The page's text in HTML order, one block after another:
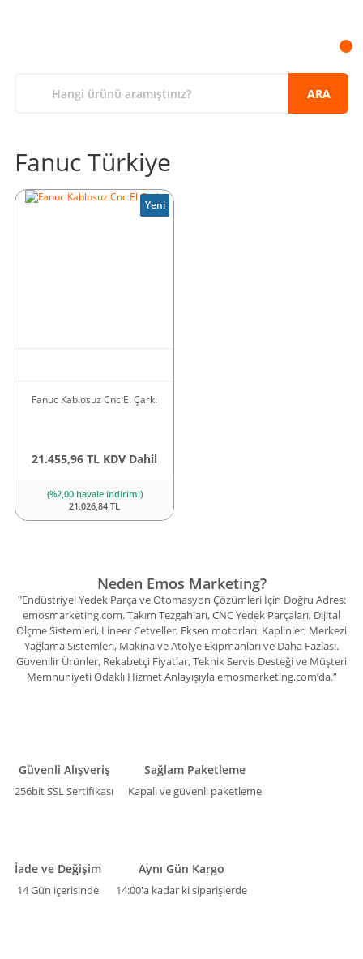
ARA
Fanuc Türkiye
Yeni
Fanuc Kablosuz Cnc El Çarkı
21.455,96 TL KDV Dahil
(%2,00 havale indirimi)
21.026,84 TL
Neden Emos Marketing?
"Endüstriyel Yedek Parça ve Otomasyon Çözümleri İçin Doğru Adres:
emosmarketing.com. Takım Tezgahları, CNC Yedek Parçaları, Dijital
Ölçme Sistemleri, Lineer Cetveller, Eksen motorları, Kaplinler, Merkezi
Yağlama Sistemleri, Makina ve Atölye Ekipmanları ve Daha Fazlası.
Güvenilir Ürünler, Rekabetçi Fiyatlar, Teknik Servis Desteği ve Müşteri
Memnuniyeti Odaklı Hizmet Anlayışıyla emosmarketing.com’da.”
Güvenli Alışveriş
256bit SSL Sertifikası
Sağlam Paketleme
Kapalı ve güvenli paketleme
İade ve Değişim
14 Gün içerisinde
Aynı Gün Kargo
14:00'a kadar ki siparişlerde